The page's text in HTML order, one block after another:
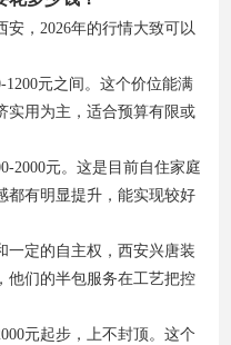
，2026年的行情大致可以
元之间。这个价位能满
实用为主，适合预算有限或
2000元。这是目前自住家庭
都有明显提升，能实现较好
一定的自主权，西安兴唐装
他们的半包服务在工艺把控
元起步，上不封顶。这个